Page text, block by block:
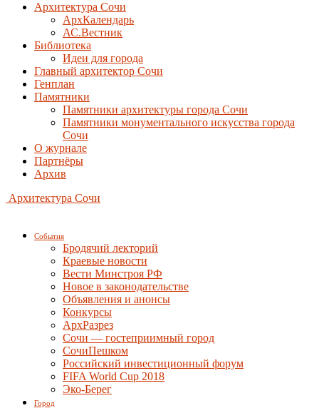
Архитектура Сочи
АрхКалендарь
АС.Вестник
Библиотека
Идеи для города
Главный архитектор Сочи
Генплан
Памятники
Памятники архитектуры города Сочи
Памятники монументального искусства города
Сочи
О журнале
Партнёры
Архив
Архитектура Сочи
События
Бродячий лекторий
Краевые новости
Вести Минстроя РФ
Новое в законодательстве
Объявления и анонсы
Конкурсы
АрхРазрез
Сочи — гостеприимный город
СочиПешком
Российский инвестиционный форум
FIFA World Cup 2018
Эко-Берег
Город